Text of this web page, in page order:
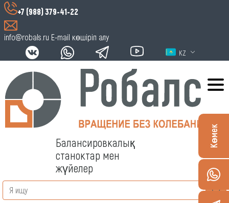
+7 (988) 379-41-22
info@robals.ru E-mail көшіріп алу
KZ
Балансировкалық
станоктар мен
жүйелер
Көмек